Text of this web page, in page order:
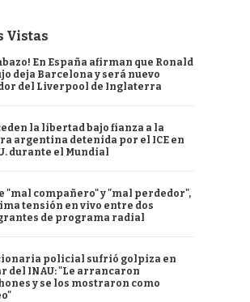
Vistas
En España afirman que Ronald
deja Barcelona y será nuevo
del Liverpool de Inglaterra
la libertad bajo fianza a la
argentina detenida por el ICE en
durante el Mundial
"mal compañero" y "mal perdedor",
tensión en vivo entre dos
de programa radial
policial sufrió golpiza en
del INAU: "Le arrancaron
y se los mostraron como